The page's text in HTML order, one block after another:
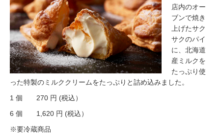
店内のオー
ブンで焼き
上げたサク
サクのパイ
に、北海道
産ミルクを
たっぷり使
った特製のミルククリームをたっぷりと詰め込みました。
1 個 270 円 (税込）
6 個 1,620 円 (税込）
※要冷蔵商品